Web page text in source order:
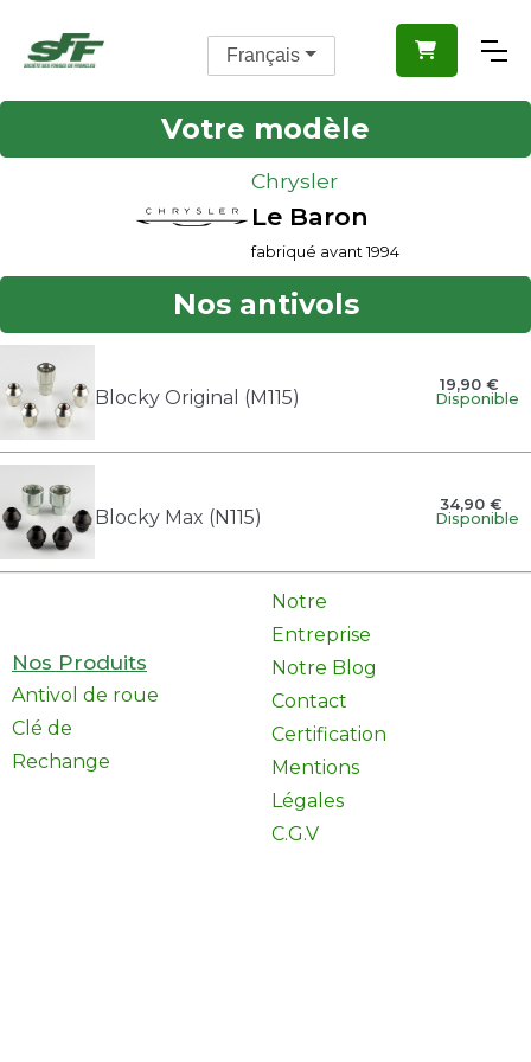

Votre modèle
Chrysler
Le Baron
fabriqué avant 1994
Nos antivols
Blocky Original (M115)
19,90 €
Disponible
Blocky Max (N115)
34,90 €
Disponible
Nos Produits
Antivol de roue
Clé de
Rechange
Notre
Entreprise
Notre Blog
Contact
Certification
Mentions
Légales
C.G.V
Français